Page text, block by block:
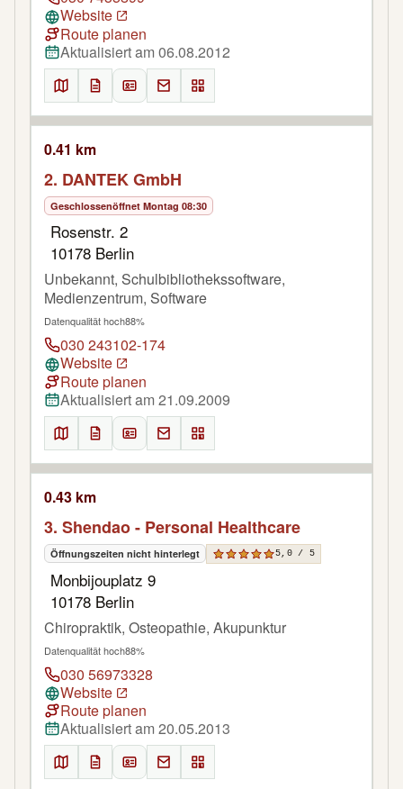
Website
Route planen
Aktualisiert am 06.08.2012
0.41 km
2. DANTEK GmbH
Geschlossenöffnet Montag 08:30
Rosenstr. 2
10178 Berlin
Unbekannt, Schulbibliothekssoftware,
Medienzentrum, Software
Datenqualität hoch88%
030 243102-174
Website
Route planen
Aktualisiert am 21.09.2009
0.43 km
3. Shendao - Personal Healthcare
Öffnungszeiten nicht hinterlegt 5,0 / 5
Monbijouplatz 9
10178 Berlin
Chiropraktik, Osteopathie, Akupunktur
Datenqualität hoch88%
030 56973328
Website
Route planen
Aktualisiert am 20.05.2013